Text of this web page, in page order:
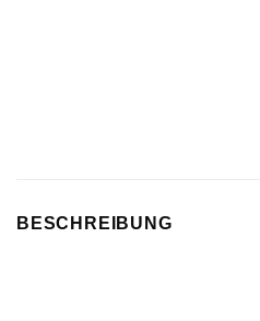
BESCHREIBUNG